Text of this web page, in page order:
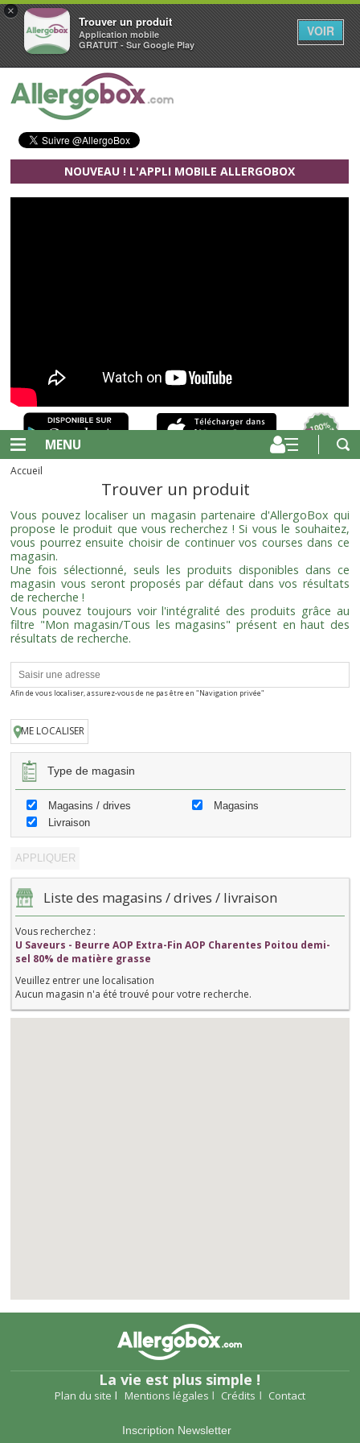
×
Trouver un produit
Application mobile
GRATUIT - Sur Google Play
VOIR
Aller au contenu principal
NOUVEAU ! L'APPLI MOBILE ALLERGOBOX
MENU
Accueil
Trouver un produit
Vous pouvez localiser un magasin partenaire d'AllergoBox qui
propose le produit que vous recherchez ! Si vous le souhaitez,
vous pourrez ensuite choisir de continuer vos courses dans ce
magasin.
Une fois sélectionné, seuls les produits disponibles dans ce
magasin vous seront proposés par défaut dans vos résultats
de recherche !
Vous pouvez toujours voir l'intégralité des produits grâce au
filtre "Mon magasin/Tous les magasins" présent en haut des
résultats de recherche.
Afin de vous localiser, assurez-vous de ne pas être en "Navigation privée"
ME LOCALISER
Type de magasin
Magasins / drives
Magasins
Livraison
Liste des magasins / drives / livraison
Vous recherchez :
U Saveurs - Beurre AOP Extra-Fin AOP Charentes Poitou demi-
sel 80% de matière grasse
Veuillez entrer une localisation
Aucun magasin n'a été trouvé pour votre recherche.
La vie est plus simple !
Plan du site Mentions légales Crédits Contact
Inscription Newsletter